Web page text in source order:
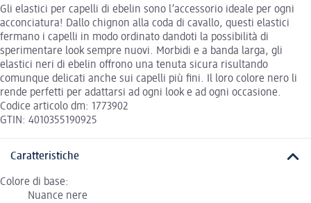
Gli elastici per capelli di ebelin sono l’accessorio ideale per ogni
acconciatura! Dallo chignon alla coda di cavallo, questi elastici
fermano i capelli in modo ordinato dandoti la possibilità di
sperimentare look sempre nuovi. Morbidi e a banda larga, gli
elastici neri di ebelin offrono una tenuta sicura risultando
comunque delicati anche sui capelli più fini. Il loro colore nero li
rende perfetti per adattarsi ad ogni look e ad ogni occasione.
Codice articolo dm: 1773902
GTIN: 4010355190925
Caratteristiche
Colore di base:
Nuance nere